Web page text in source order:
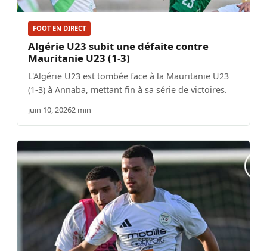
FOOT EN DIRECT
Algérie U23 subit une défaite contre
Mauritanie U23 (1-3)
L'Algérie U23 est tombée face à la Mauritanie U23
(1-3) à Annaba, mettant fin à sa série de victoires.
juin 10, 20262 min